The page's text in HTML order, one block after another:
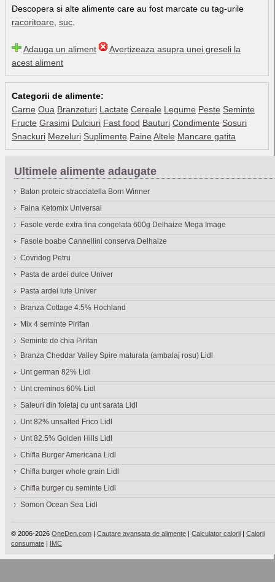
Descopera si alte alimente care au fost marcate cu tag-urile
racoritoare suc
Adauga un aliment
Avertizeaza asupra unei greseli la
acest aliment
Categorii de alimente:
Carne Oua Branzeturi Lactate Cereale Legume Peste Seminte
Fructe Grasimi Dulciuri Fast food Bauturi Condimente Sosuri
Snackuri Mezeluri Suplimente Paine Altele Mancare gatita
Ultimele alimente adaugate
Baton proteic stracciatella Born Winner
Faina Ketomix Universal
Fasole verde extra fina congelata 600g Delhaize Mega Image
Fasole boabe Cannellini conserva Delhaize
Covridog Petru
Pasta de ardei dulce Univer
Pasta ardei iute Univer
Branza Cottage 4.5% Hochland
Mix 4 seminte Pirifan
Seminte de chia Pirifan
Branza Cheddar Valley Spire maturata (ambalaj rosu) Lidl
Unt german 82% Lidl
Unt creminos 60% Lidl
Saleuri din foietaj cu unt sarata Lidl
Unt 82% unsalted Frico Lidl
Unt 82.5% Golden Hills Lidl
Chifla Burger Americana Lidl
Chifla burger whole grain Lidl
Chifla burger cu seminte Lidl
Somon Ocean Sea Lidl
© 2006-2026 OneDen.com | Cautare avansata de alimente | Calculator calorii | Calorii
consumate | IMC